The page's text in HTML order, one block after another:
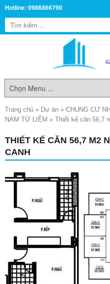
Hotline: 0986866790
Trang chủ » Dự án » CHUNG CƯ
NAM TỪ LIÊM » Thiết kế căn 56,7
THIẾT KẾ CĂN 56,7 M2
CANH